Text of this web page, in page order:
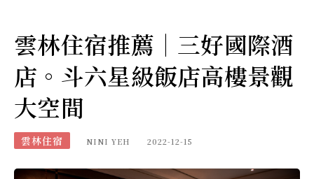
雲林住宿推薦｜三好國際酒
店。斗六星級飯店高樓景觀
大空間
雲林住宿 NINI YEH 2022-12-15